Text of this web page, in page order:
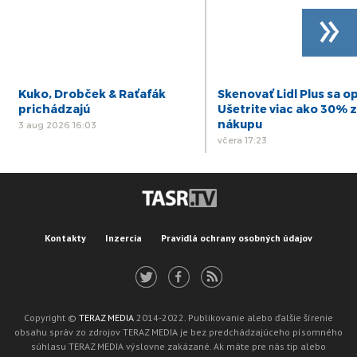
Kuko, Drobček & Raťafák
prichádzajú
3 aug 2026 16:03
Skenovať Lidl Plus sa
Ušetrite viac ako 30% z
nákupu
včera 17:23
»
Kontakty Inzercia Pravidlá ochrany osobných údajov
Copyright © TERAZ MEDIA 2014-2022. Publikovanie alebo ďalšie šírenie
obsahu správ zo zdrojov TERAZ MEDIA je bez predchádzajúceho písomného
súhlasu TERAZ MEDIA výslovne zakázané. Ak máte pre nás tip alebo